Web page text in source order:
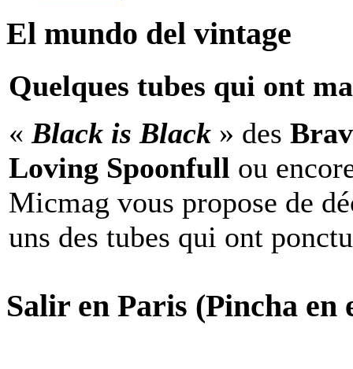
El mundo del vintage
Quelques tubes qui ont
« Black is Black » des
Loving Spoonfull ou
Micmag vous propose de
uns des tubes qui ont
Salir en Paris (Pincha en